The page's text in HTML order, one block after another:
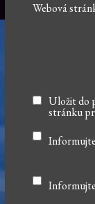
Webová
Uložit do
stránku